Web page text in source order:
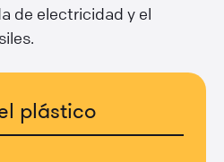
de electricidad y el
plástico